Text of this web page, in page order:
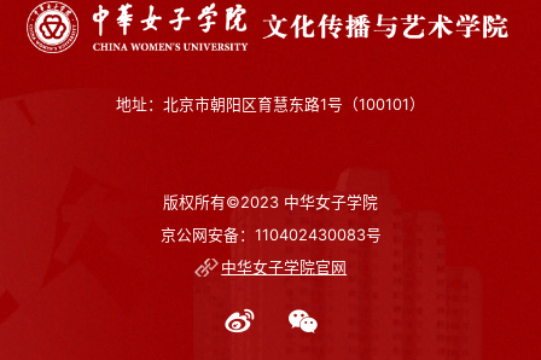
地址：北京市朝阳区育慧东路1号（100101）
版权所有©2023 中华女子学院
京公网安备：110402430083号
中华女子学院官网